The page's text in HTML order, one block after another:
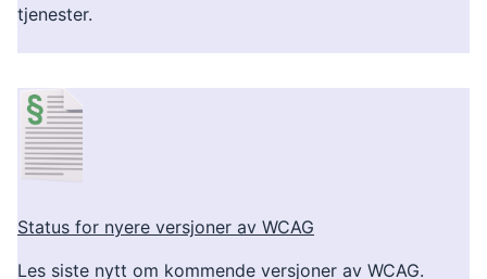
tjenester.
Status for nyere versjoner av WCAG
Les siste nytt om kommende versjoner av WCAG.